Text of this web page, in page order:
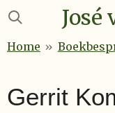
Ga
naar
José
Home »
Gerrit